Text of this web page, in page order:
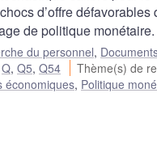
d’offre
de politique monétaire.
du personnel,
Q, Q5, Q54 Thème(s) de
économiques, Politique